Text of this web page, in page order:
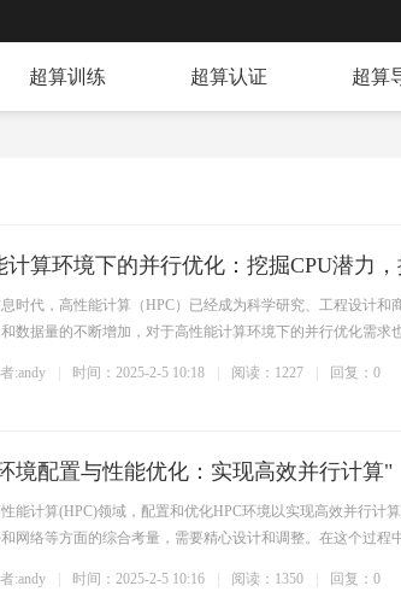
超算训练 超算认证 超算
计算环境下的并行优化：挖掘CPU潜力
时代，高性能计算（HPC）已经成为科学研究、工程设计和
数据量的不断增加，对于高性能计算环境下的并行优化需求
:andy
时间：2025-2-5 10:18 阅读：1227 回复：0
境配置与性能优化：实现高效并行计算"
能计算(HPC)领域，配置和优化HPC环境以实现高效并行计
网络等方面的综合考量，需要精心设计和调整。在这个过程
:andy
时间：2025-2-5 10:16 阅读：1350 回复：0